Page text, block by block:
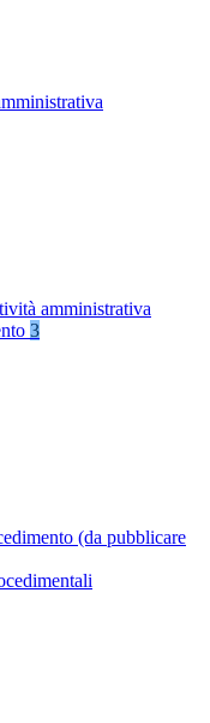
amministrativa
3
(da pubblicare